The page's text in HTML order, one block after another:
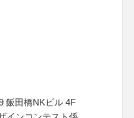
飯田橋NKビル 4F